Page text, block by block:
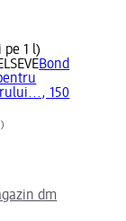
pe 1 l)
Bond
150
dm